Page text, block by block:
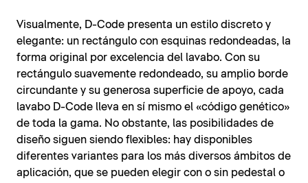
Visualmente, D-Code presenta un estilo discreto y
elegante: un rectángulo con esquinas redondeadas, la
forma original por excelencia del lavabo. Con su
rectángulo suavemente redondeado, su amplio borde
circundante y su generosa superficie de apoyo, cada
lavabo D-Code lleva en sí mismo el «código genético»
de toda la gama. No obstante, las posibilidades de
diseño siguen siendo flexibles: hay disponibles
diferentes variantes para los más diversos ámbitos de
aplicación, que se pueden elegir con o sin pedestal o